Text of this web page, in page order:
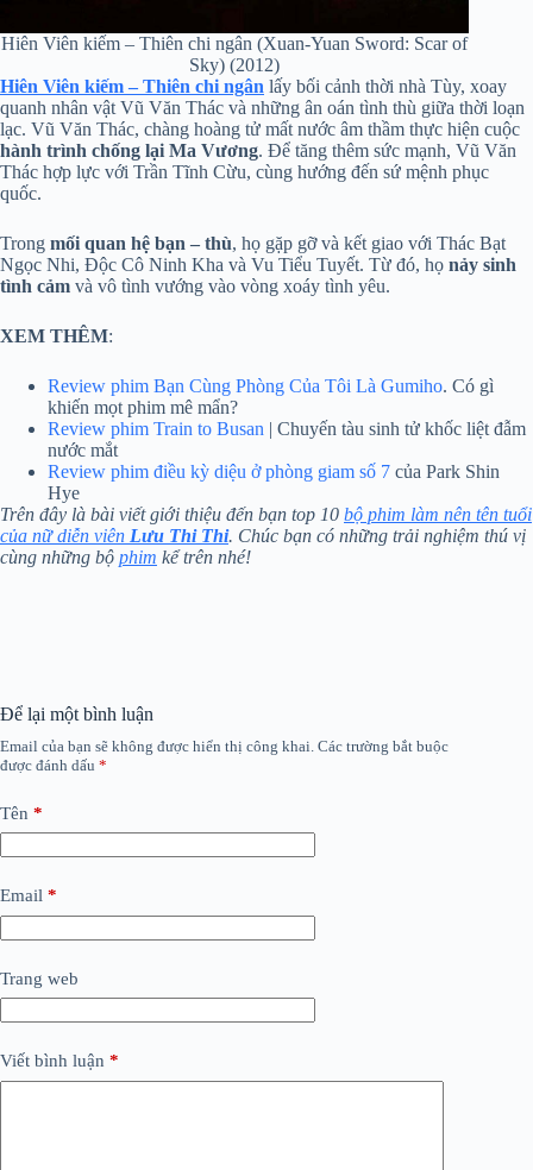
Hiên Viên kiếm – Thiên chi ngân (Xuan-Yuan Sword: Scar of
Sky) (2012)
Hiên Viên kiếm – Thiên chi ngân lấy bối cảnh thời nhà Tùy, xoay
quanh nhân vật Vũ Văn Thác và những ân oán tình thù giữa thời loạn
lạc. Vũ Văn Thác, chàng hoàng tử mất nước âm thầm thực hiện cuộc
hành trình chống lại Ma Vương. Để tăng thêm sức mạnh, Vũ Văn
Thác hợp lực với Trần Tĩnh Cừu, cùng hướng đến sứ mệnh phục
quốc.
Trong mối quan hệ bạn – thù, họ gặp gỡ và kết giao với Thác Bạt
Ngọc Nhi, Độc Cô Ninh Kha và Vu Tiểu Tuyết. Từ đó, họ nảy sinh
tình cảm và vô tình vướng vào vòng xoáy tình yêu.
XEM THÊM:
Review phim Bạn Cùng Phòng Của Tôi Là Gumiho. Có gì
khiến mọt phim mê mẩn?
Review phim Train to Busan | Chuyến tàu sinh tử khốc liệt đẫm
nước mắt
Review phim điều kỳ diệu ở phòng giam số 7 của Park Shin
Hye
Trên đây là bài viết giới thiệu đến bạn top 10 bộ phim làm nên tên tuổi
của nữ diễn viên Lưu Thi Thi. Chúc bạn có những trải nghiệm thú vị
cùng những bộ phim kể trên nhé!
Để lại một bình luận
Email của bạn sẽ không được hiển thị công khai. Các trường bắt buộc
được đánh dấu *
Tên *
Email *
Trang web
Viết bình luận *